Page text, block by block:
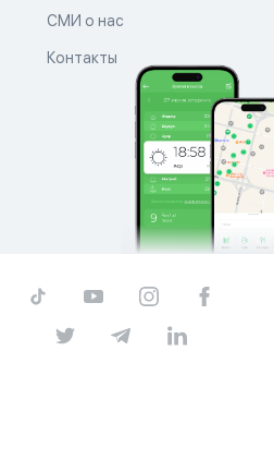
СМИ о нас
Контакты